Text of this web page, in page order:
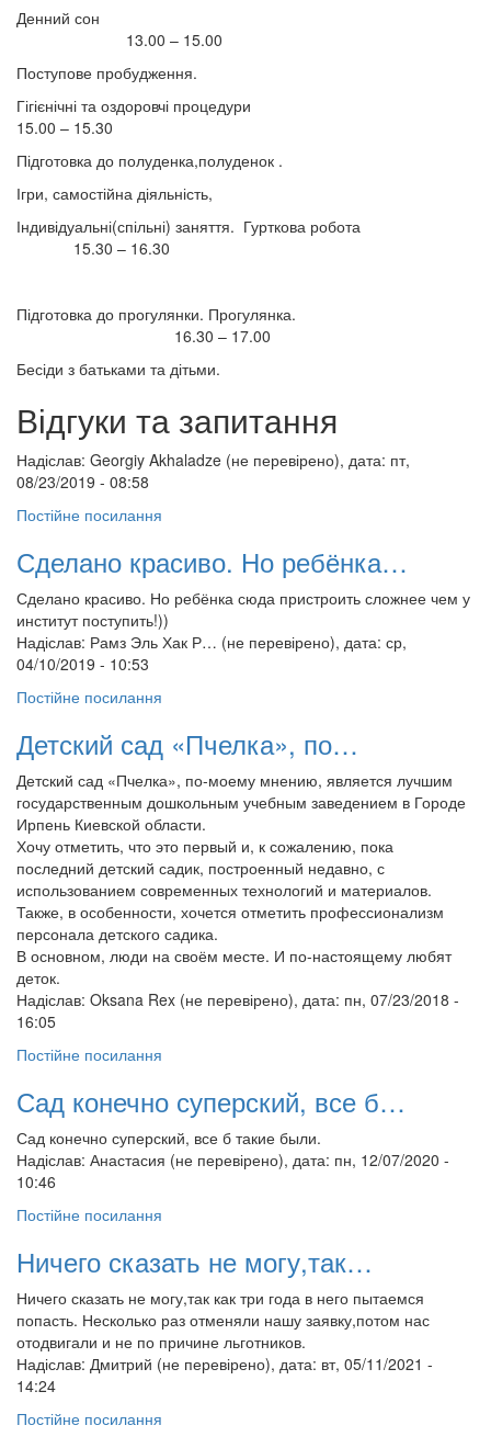
Денний сон
13.00 – 15.00
Поступове пробудження.
Гігієнічні та оздоровчі процедури
15.00 – 15.30
Підготовка до полуденка,полуденок .
Ігри, самостійна діяльність,
Індивідуальні(спільні) заняття. Гурткова робота
15.30 – 16.30
Підготовка до прогулянки. Прогулянка.
16.30 – 17.00
Бесіди з батьками та дітьми.
Відгуки та запитання
Надіслав: Georgiy Akhaladze (не перевірено), дата: пт,
08/23/2019 - 08:58
Постійне посилання
Сделано красиво. Но ребёнка…
Сделано красиво. Но ребёнка сюда пристроить сложнее чем у
институт поступить!))
Надіслав: Рамз Эль Хак Р… (не перевірено), дата: ср,
04/10/2019 - 10:53
Постійне посилання
Детский сад «Пчелка», по…
Детский сад «Пчелка», по-моему мнению, является лучшим
государственным дошкольным учебным заведением в Городе
Ирпень Киевской области.
Хочу отметить, что это первый и, к сожалению, пока
последний детский садик, построенный недавно, с
использованием современных технологий и материалов.
Также, в особенности, хочется отметить профессионализм
персонала детского садика.
В основном, люди на своём месте. И по-настоящему любят
деток.
Надіслав: Oksana Rex (не перевірено), дата: пн, 07/23/2018 -
16:05
Постійне посилання
Сад конечно суперский, все б…
Сад конечно суперский, все б такие были.
Надіслав: Анастасия (не перевірено), дата: пн, 12/07/2020 -
10:46
Постійне посилання
Ничего сказать не могу,так…
Ничего сказать не могу,так как три года в него пытаемся
попасть. Несколько раз отменяли нашу заявку,потом нас
отодвигали и не по причине льготников.
Надіслав: Дмитрий (не перевірено), дата: вт, 05/11/2021 -
14:24
Постійне посилання